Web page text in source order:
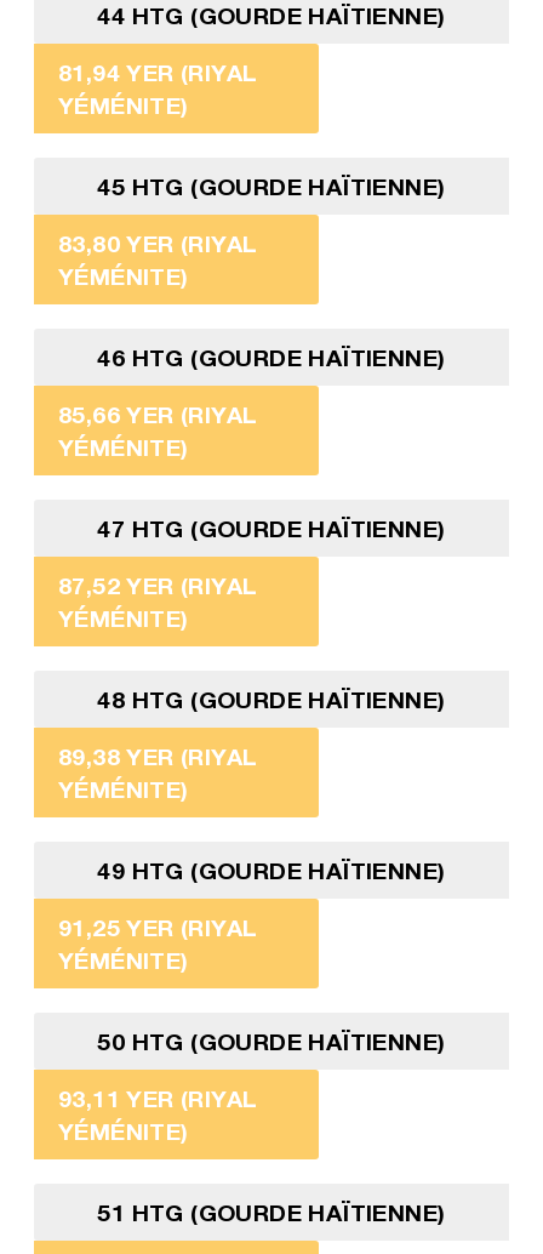
44 HTG (GOURDE HAÏTIENNE)
81,94 YER (RIYAL
YÉMÉNITE)
45 HTG (GOURDE HAÏTIENNE)
83,80 YER (RIYAL
YÉMÉNITE)
46 HTG (GOURDE HAÏTIENNE)
85,66 YER (RIYAL
YÉMÉNITE)
47 HTG (GOURDE HAÏTIENNE)
87,52 YER (RIYAL
YÉMÉNITE)
48 HTG (GOURDE HAÏTIENNE)
89,38 YER (RIYAL
YÉMÉNITE)
49 HTG (GOURDE HAÏTIENNE)
91,25 YER (RIYAL
YÉMÉNITE)
50 HTG (GOURDE HAÏTIENNE)
93,11 YER (RIYAL
YÉMÉNITE)
51 HTG (GOURDE HAÏTIENNE)